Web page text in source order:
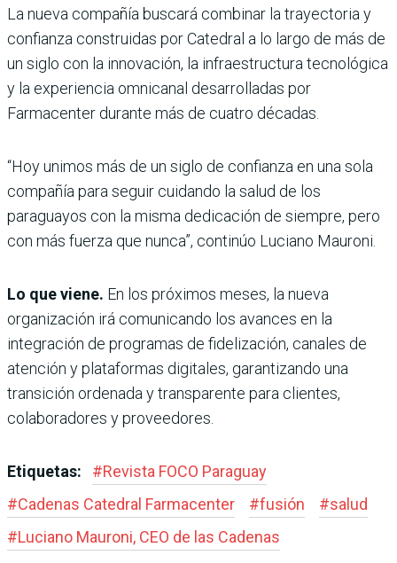
La nueva compañía buscará combinar la trayectoria y
confianza construidas por Catedral a lo largo de más de
un siglo con la innovación, la infraestructura tecnológica
y la experiencia omnicanal desarrolladas por
Farmacenter durante más de cuatro décadas.
“Hoy unimos más de un siglo de confianza en una sola
compañía para seguir cuidando la salud de los
paraguayos con la misma dedicación de siempre, pero
con más fuerza que nunca”, continúo Luciano Mauroni.
Lo que viene. En los próximos meses, la nueva
organización irá comunicando los avances en la
integración de programas de fidelización, canales de
atención y plataformas digitales, garantizando una
transición ordenada y transparente para clientes,
colaboradores y proveedores.
Etiquetas: #Revista FOCO Paraguay
#Cadenas Catedral Farmacenter #fusión #salud
#Luciano Mauroni, CEO de las Cadenas